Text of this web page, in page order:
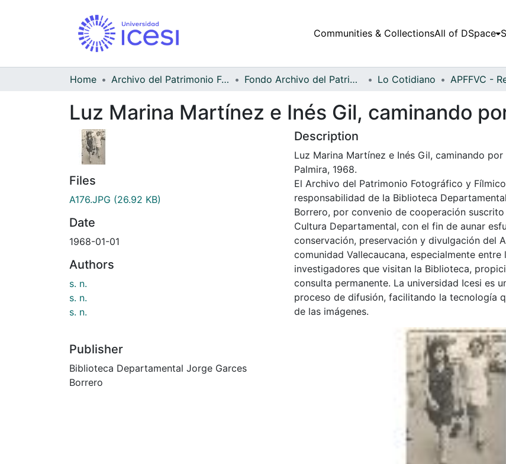
Communities & CollectionsAll of DSpace
Home Archivo del Patrimonio Fotográfico y Fílmico del Valle del Cauca Fondo Archivo del Patrimonio Fotográfico y Fílmico del Valle del Cauca Lo Cotidiano
Luz Marina Martínez e Inés Gil, caminando
Files
A176.JPG (26.92 KB)
Date
1968-01-01
Authors
s. n.
s. n.
s. n.
Publisher
Biblioteca Departamental Jorge Garces
Borrero
Description
Luz Marina Martínez e Inés Gil, caminando
Palmira, 1968.
El Archivo del Patrimonio Fotográfico y
responsabilidad de la Biblioteca
Borrero, por convenio de cooperación
Cultura Departamental, con el fin de aunar
conservación, preservación y divulgación del
comunidad Vallecaucana, especialmente entre
investigadores que visitan la Biblioteca,
consulta permanente. La universidad Icesi es
proceso de difusión, facilitando la tecnología
de las imágenes.